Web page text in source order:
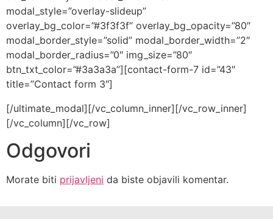
modal_style=”overlay-slideup”
overlay_bg_color=”#3f3f3f” overlay_bg_opacity=”80″
modal_border_style=”solid” modal_border_width=”2″
modal_border_radius=”0″ img_size=”80″
btn_txt_color=”#3a3a3a”][contact-form-7 id=”43″
title=”Contact form 3″]
[/ultimate_modal][/vc_column_inner][/vc_row_inner]
[/vc_column][/vc_row]
Odgovori
Morate biti prijavljeni da biste objavili komentar.